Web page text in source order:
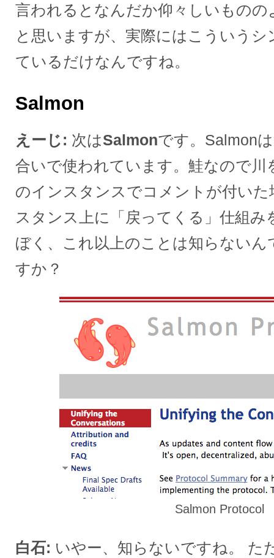
言われるとなんだか仰々しいもの
と思いますが、実際にはこういう
ているだけなんですね。
Salmon
えーじ 次はSalmonです。Salmon
合いで使われています。鮭なので川
のインスタンスでコメントが付いた
スタンス上に「戻ってくる」仕組み
ぼく、これ以上のことは知らないん
すか？
Salmon Protocol
白石 いやー、知らないですね。 た